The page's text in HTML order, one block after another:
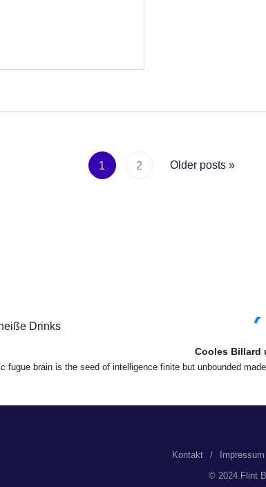
der Beiträge
1 2 Older posts»
Cooles Billard
fugue brain is the seed of intelligence finite but unbounded
Kontakt Impressum
© 2024 Flint